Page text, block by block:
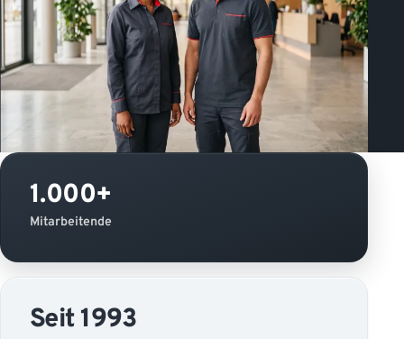
1.000+
Mitarbeitende
Seit 1993